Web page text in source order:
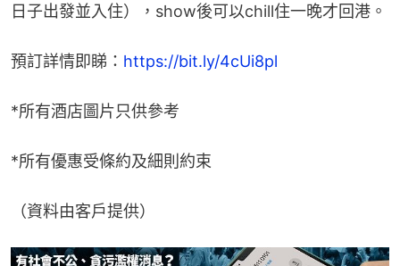
日子出發並入住），show後可以chill住一晚才回港。
預訂詳情即睇： https://bit.ly/4cUi8pl
*所有酒店圖片只供參考
*所有優惠受條約及細則約束
（資料由客戶提供）